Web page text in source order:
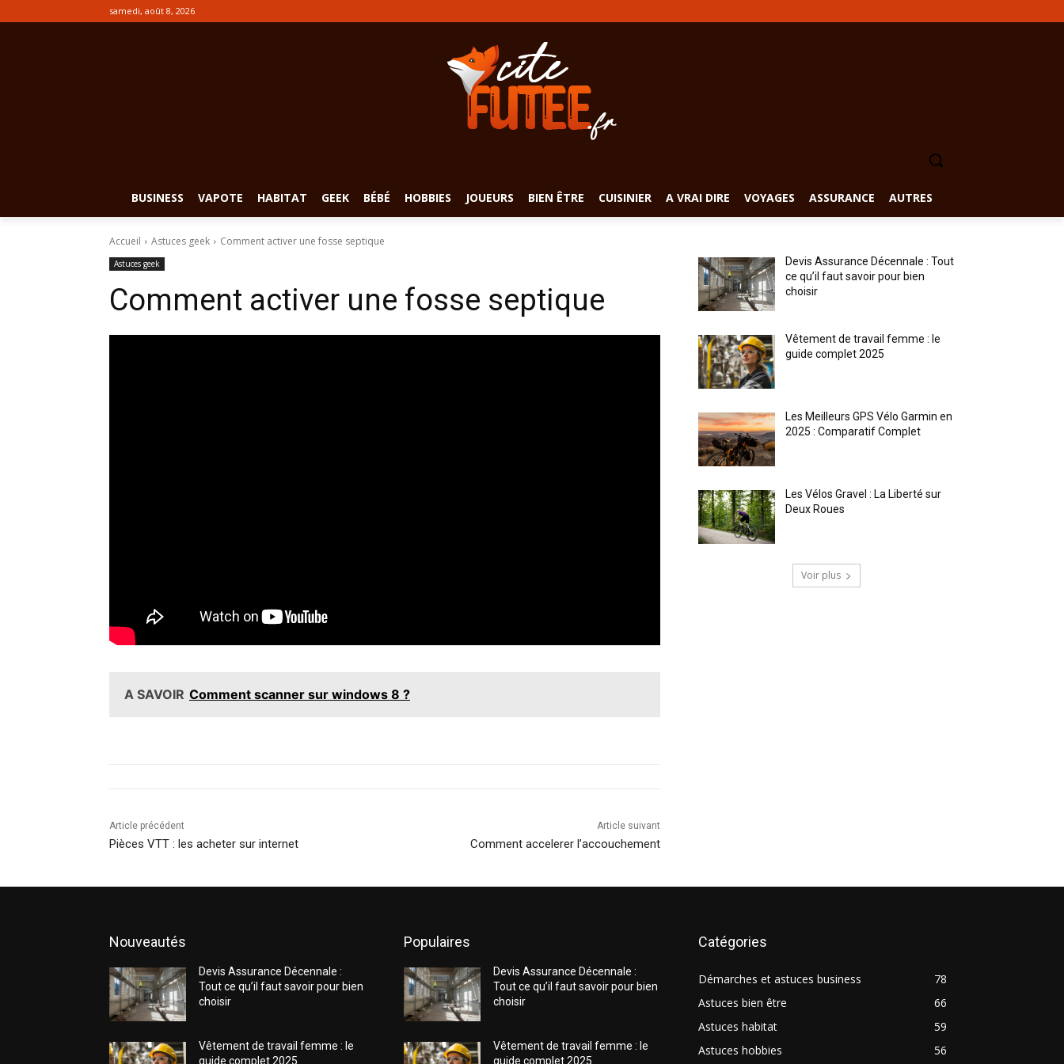
samedi, août 8, 2026
BUSINESS VAPOTE HABITAT GEEK BÉBÉ HOBBIES JOUEURS BIEN ÊTRE CUISINIER A VRAI DIRE VOYAGES ASSURANCE AUTRES
Accueil Astuces geek Comment activer une fosse septique
Astuces geek
Comment activer une fosse septique
A SAVOIR Comment scanner sur windows 8 ?
Article précédent
Pièces VTT : les acheter sur internet
Article suivant
Comment accelerer l’accouchement
Devis Assurance Décennale : Tout
ce qu’il faut savoir pour bien
choisir
Vêtement de travail femme : le
guide complet 2025
Les Meilleurs GPS Vélo Garmin en
2025 : Comparatif Complet
Les Vélos Gravel : La Liberté sur
Deux Roues
Voir plus
Nouveautés
Devis Assurance Décennale :
Tout ce qu’il faut savoir pour bien
choisir
Vêtement de travail femme : le
guide complet 2025
Populaires
Devis Assurance Décennale :
Tout ce qu’il faut savoir pour bien
choisir
Vêtement de travail femme : le
guide complet 2025
Catégories
Démarches et astuces business
78
Astuces bien être
66
Astuces habitat
59
Astuces hobbies
56